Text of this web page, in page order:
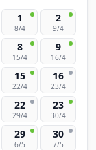
1
8/4
2
9/4
8
15/4
9
16/4
15
22/4
16
23/4
22
29/4
23
30/4
29
6/5
30
7/5